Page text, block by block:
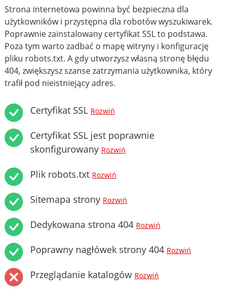
Strona internetowa powinna być bezpieczna dla
użytkowników i przystępna dla robotów wyszukiwarek.
Poprawnie zainstalowany certyfikat SSL to podstawa.
Poza tym warto zadbać o mapę witryny i konfigurację
pliku robots.txt. A gdy utworzysz własną stronę błędu
404, zwiększysz szanse zatrzymania użytkownika, który
trafił pod nieistniejący adres.
Certyfikat SSL Rozwiń
Certyfikat SSL jest poprawnie
skonfigurowany Rozwiń
Plik robots.txt Rozwiń
Sitemapa strony Rozwiń
Dedykowana strona 404 Rozwiń
Poprawny nagłówek strony 404 Rozwiń
Przeglądanie katalogów Rozwiń